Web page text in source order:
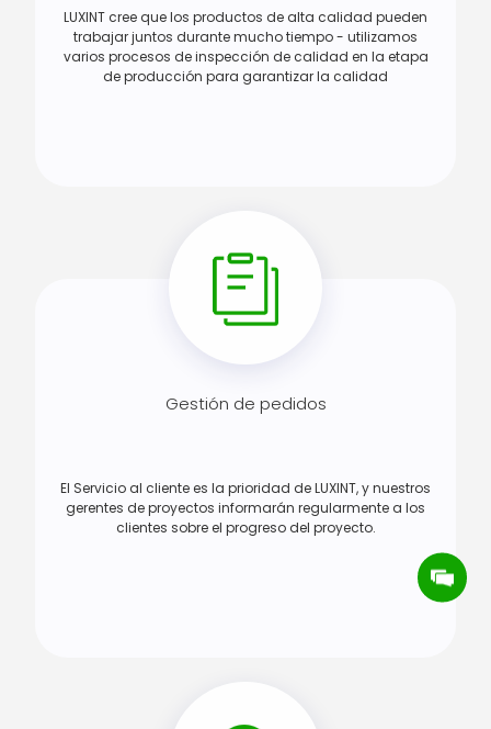
LUXINT cree que los productos de alta calidad pueden
trabajar juntos durante mucho tiempo - utilizamos
varios procesos de inspección de calidad en la etapa
de producción para garantizar la calidad
Gestión de pedidos
El Servicio al cliente es la prioridad de LUXINT, y nuestros
gerentes de proyectos informarán regularmente a los
clientes sobre el progreso del proyecto.